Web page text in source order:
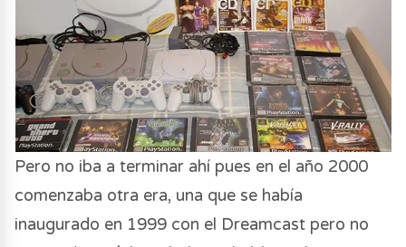
Pero no iba a terminar ahí pues en el año 2000
comenzaba otra era, una que se había
inaugurado en 1999 con el Dreamcast pero no